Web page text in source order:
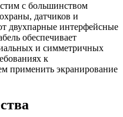
с большинством
датчиков и
двухпарные интерфейсные
обеспечивает
и симметричных
к
применить экранирование